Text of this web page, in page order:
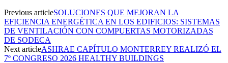
Previous articleSOLUCIONES QUE MEJORAN LA
EFICIENCIA ENERGÉTICA EN LOS EDIFICIOS: SISTEMAS
DE VENTILACIÓN CON COMPUERTAS MOTORIZADAS
DE SODECA
Next articleASHRAE CAPÍTULO MONTERREY REALIZÓ EL
7º CONGRESO 2026 HEALTHY BUILDINGS